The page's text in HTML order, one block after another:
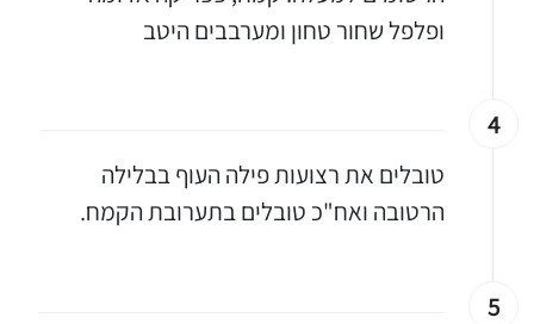
ופלפל שחור טחון ומערבבים היטב
4
טובלים את רצועות פילה העוף בבלילה
הרטובה ואח"כ טובלים בתערובת הקמח.
5